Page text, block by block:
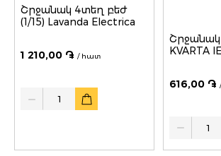
Շրջանակ 4տեղ բեժ
(1/15) Lavanda Electrica
1 210,00 ֏ / հատ
KVARTA
616,00 ֏
Quantity